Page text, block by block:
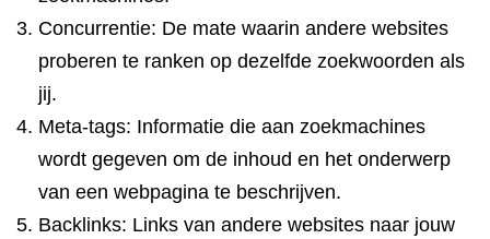
Concurrentie: De mate waarin andere websites
proberen te ranken op dezelfde zoekwoorden als
jij.
Meta-tags: Informatie die aan zoekmachines
wordt gegeven om de inhoud en het onderwerp
van een webpagina te beschrijven.
Backlinks: Links van andere websites naar jouw